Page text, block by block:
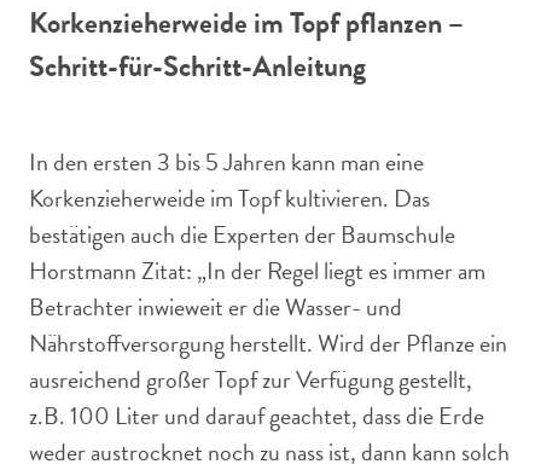
Korkenzieherweide im Topf pflanzen –
Schritt-für-Schritt-Anleitung
In den ersten 3 bis 5 Jahren kann man eine
Korkenzieherweide im Topf kultivieren. Das
bestätigen auch die Experten der Baumschule
Horstmann Zitat: „In der Regel liegt es immer am
Betrachter inwieweit er die Wasser- und
Nährstoffversorgung herstellt. Wird der Pflanze ein
ausreichend großer Topf zur Verfügung gestellt,
z.B. 100 Liter und darauf geachtet, dass die Erde
weder austrocknet noch zu nass ist, dann kann solch